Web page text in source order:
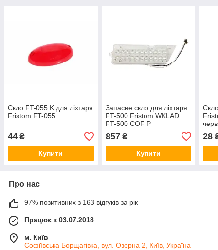
Скло FT-055 K для ліхтаря
Fristom FT-055
44 ₴
Купити
Запасне скло для ліхтаря
FT-500 Fristom WKLAD
FT-500 COF P
857₴
Купити
28
Про нас
97% позитивних з 163 відгуків за рік
Працює з 03.07.2018
м. Київ
Софіївська Борщагівка, вул. Озерна 2, Київ, Україна